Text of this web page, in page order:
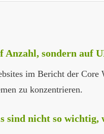
sondern auf
im Bericht der Core
zu konzentrieren.
sind nicht so wichtig,